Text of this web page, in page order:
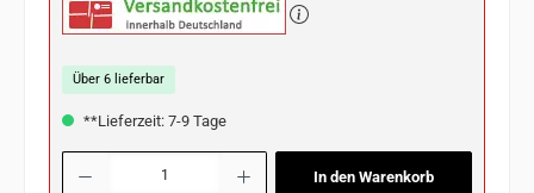
Über 6 lieferbar
**Lieferzeit: 7-9 Tage
Produkt Anzahl: Gib den gewünschten Wert ein oder benutze die Schaltflächen
In den Warenkorb